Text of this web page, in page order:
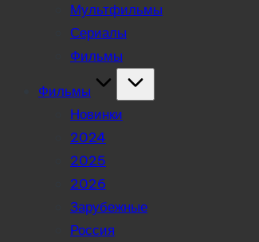
Мультфильмы
Сериалы
Фильмы
Фильмы
Новинки
2024
2025
2026
Зарубежные
Россия